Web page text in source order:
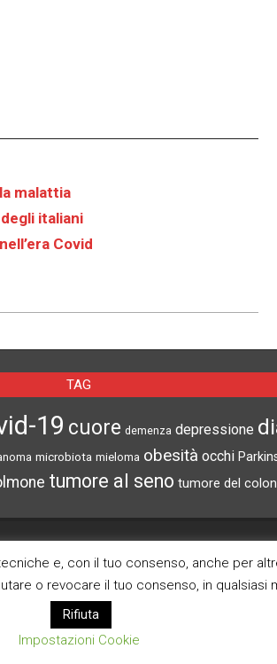
malattia
italiani
Covid
TAG
19 cuore demenza depressione
microbiota mieloma obesità occhi
tumore al seno tumore del colon
ARCHIVI
Archivi
e, con il tuo consenso, anche per
o revocare il tuo consenso, in qualsiasi
Rifiuta
Impostazioni Cookie